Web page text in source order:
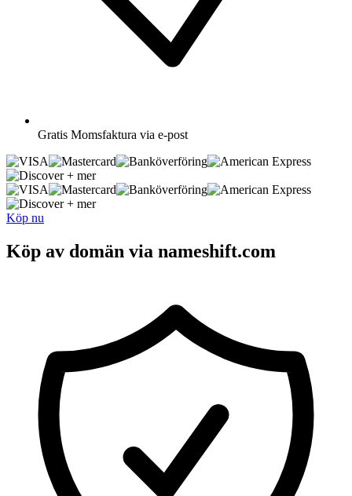
Gratis Momsfaktura via e-post
+ mer
+ mer
Köp nu
Köp av domän via nameshift.com